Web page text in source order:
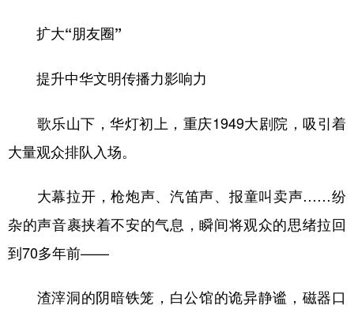
扩大“朋友圈”
提升中华文明传播力影响力
歌乐山下，华灯初上，重庆1949大剧院，吸引着
大量观众排队入场。
大幕拉开，枪炮声、汽笛声、报童叫卖声……纷
杂的声音裹挟着不安的气息，瞬间将观众的思绪拉回
到70多年前——
渣滓洞的阴暗铁笼，白公馆的诡异静谧，磁器口